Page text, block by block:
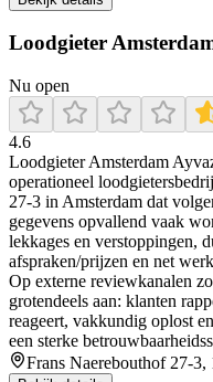
Loodgieter
Nu open
4.6
Loodgieter Amsterdam
operationeel
27-3 in Amsterdam dat
gegevens opvallend vaak
lekkages en verstoppingen,
afspraken/prijzen en net
Op externe reviewkanalen
grotendeels aan: klanten
reageert, vakkundig oplost
een sterke
Frans Naerebouthof 27-